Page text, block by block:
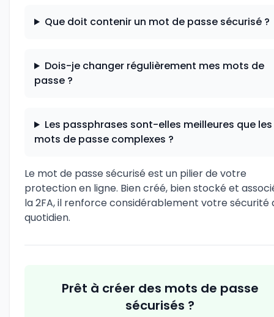
Que doit contenir un mot de passe sécurisé ?
Dois-je changer régulièrement mes mots de
passe ?
Les passphrases sont-elles meilleures que les
mots de passe complexes ?
Le mot de passe sécurisé est un pilier de votre
protection en ligne. Bien créé, bien stocké et
la 2FA, il renforce considérablement votre sécurité
quotidien.
Prêt à créer des mots de passe
sécurisés ?